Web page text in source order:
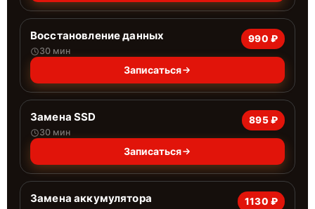
Восстановление данных
30 мин
990 ₽
Записаться
Замена SSD
30 мин
895 ₽
Записаться
Замена аккумулятора 1130 ₽